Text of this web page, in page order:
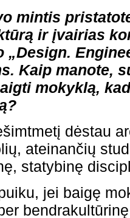
mintis
ir įvairias
Kaip manote,
mokyklą,
dėstau
ateinančių
statybinę
jei baigę